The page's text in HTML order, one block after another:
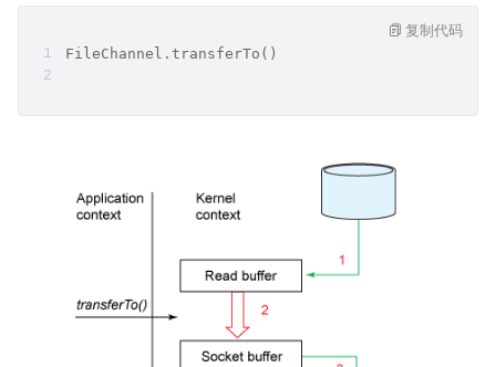
FileChannel.transferTo()
复制代码